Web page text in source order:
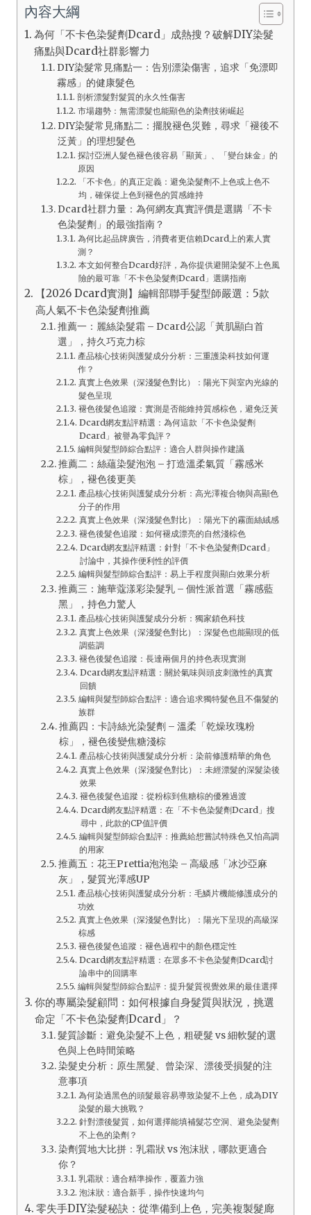
內容大綱
為何「不卡色染髮劑Dcard」成熱搜？破解DIY染髮
痛點與Dcard社群影響力
DIY染髮常見痛點一：告別漂染傷害，追求「免漂即
霧感」的健康髮色
剖析漂髮對髮質的永久性傷害
市場趨勢：無需漂髮也能顯色的染劑技術崛起
DIY染髮常見痛點二：擺脫褪色災難，尋求「褪後不
泛黃」的理想髮色
探討亞洲人髮色褪色後容易「顯黃」、「變台妹金」的
原因
「不卡色」的真正定義：避免染髮劑不上色或上色不
均，確保從上色到褪色的質感維持
Dcard社群力量：為何網友真實評價是選購「不卡
色染髮劑」的最強指南？
為何比起品牌廣告，消費者更信賴Dcard上的素人實
測？
本文如何整合Dcard好評，為你提供避開染髮不上色風
險的最可靠「不卡色染髮劑Dcard」選購指南
【2026 Dcard實測】編輯部聯手髮型師嚴選：5款
高人氣不卡色染髮劑推薦
推薦一：麗絲染髮霜 – Dcard公認「黃肌顯白首
選」，持久巧克力棕
產品核心技術與護髮成分分析：三重護染科技如何運
作？
真實上色效果（深淺髮色對比）：陽光下與室內光線的
髮色呈現
褪色後髮色追蹤：實測是否能維持質感棕色，避免泛黃
Dcard網友點評精選：為何這款「不卡色染髮劑
Dcard」被譽為零負評？
編輯與髮型師綜合點評：適合人群與操作建議
推薦二：絲蘊染髮泡泡 – 打造溫柔氣質「霧感米
棕」，褪色後更美
產品核心技術與護髮成分分析：高光澤複合物與高顯色
分子的作用
真實上色效果（深淺髮色對比）：陽光下的霧面絲絨感
褪色後髮色追蹤：如何褪成漂亮的自然淺棕色
Dcard網友點評精選：針對「不卡色染髮劑Dcard」
討論中，其操作便利性的評價
編輯與髮型師綜合點評：易上手程度與顯白效果分析
推薦三：施華蔻漾彩染髮乳 – 個性派首選「霧感藍
黑」，持色力驚人
產品核心技術與護髮成分分析：獨家鎖色科技
真實上色效果（深淺髮色對比）：深髮色也能顯現的低
調藍調
褪色後髮色追蹤：長達兩個月的持色表現實測
Dcard網友點評精選：關於氣味與頭皮刺激性的真實
回饋
編輯與髮型師綜合點評：適合追求獨特髮色且不傷髮的
族群
推薦四：卡詩絲光染髮劑 – 溫柔「乾燥玫瑰粉
棕」，褪色後變焦糖淺棕
產品核心技術與護髮成分分析：染前修護精華的角色
真實上色效果（深淺髮色對比）：未經漂髮的深髮染後
效果
褪色後髮色追蹤：從粉棕到焦糖棕的優雅過渡
Dcard網友點評精選：在「不卡色染髮劑Dcard」搜
尋中，此款的CP值評價
編輯與髮型師綜合點評：推薦給想嘗試特殊色又怕高調
的用家
推薦五：花王Prettia泡泡染 – 高級感「冰沙亞麻
灰」，髮質光澤感UP
產品核心技術與護髮成分分析：毛鱗片機能修護成分的
功效
真實上色效果（深淺髮色對比）：陽光下呈現的高級深
棕感
褪色後髮色追蹤：褪色過程中的顏色穩定性
Dcard網友點評精選：在眾多不卡色染髮劑Dcard討
論串中的回購率
編輯與髮型師綜合點評：提升髮質視覺效果的最佳選擇
你的專屬染髮顧問：如何根據自身髮質與狀況，挑選
命定「不卡色染髮劑Dcard」？
髮質診斷：避免染髮不上色，粗硬髮 vs 細軟髮的選
色與上色時間策略
染髮史分析：原生黑髮、曾染深、漂後受損髮的注
意事項
為何染過黑色的頭髮最容易導致染髮不上色，成為DIY
染髮的最大挑戰？
針對漂後髮質，如何選擇能填補髮芯空洞、避免染髮劑
不上色的染劑？
染劑質地大比拼：乳霜狀 vs 泡沫狀，哪款更適合
你？
乳霜狀：適合精準操作，覆蓋力強
泡沫狀：適合新手，操作快速均勻
零失手DIY染髮秘訣：從準備到上色，完美複製髮廊